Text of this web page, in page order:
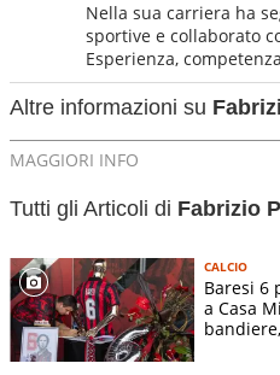
Nella sua carriera ha
sportive e collaborato
Esperienza,
storica. Si occupa
Altre informazioni su
MAGGIORI INFO
Data di nascita:20-09-1966
Tutti gli Articoli di Fabrizio
CALCIO
Baresi 6
a Casa